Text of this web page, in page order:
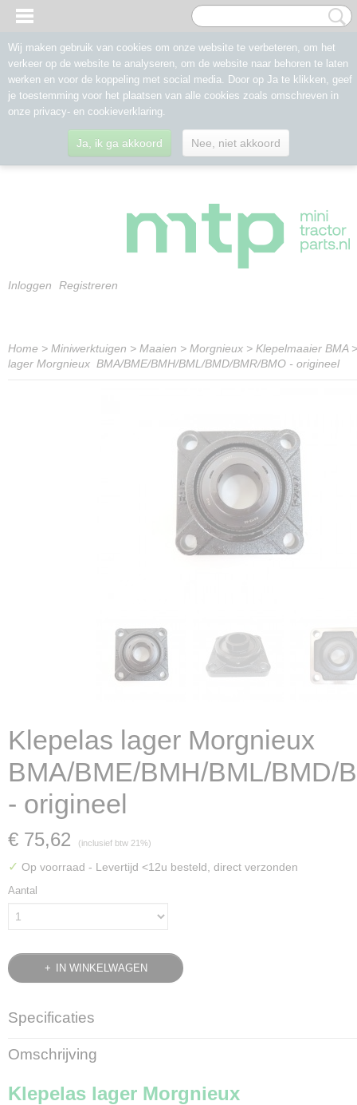
Inloggen Registreren
Home > Miniwerktuigen > Maaien > Morgnieux > Klepelmaaier BMA
lager Morgnieux BMA/BME/BMH/BML/BMD/BMR/BMO - origineel
Klepelas lager Morgnieux
BMA/BME/BMH/BML/BMD/
- origineel
€ 75,62 (inclusief btw 21%)
✓ Op voorraad - Levertijd <12u besteld, direct verzonden
Aantal
IN WINKELWAGEN
Specificaties
Bruto gewicht
1,24 Kg
Omschrijving
Klepelas lager Morgnieux
Wij maken gebruik van cookies om onze website te verbeteren, om het
verkeer op de website te analyseren, om de website naar behoren te laten
werken en voor de koppeling met social media. Door op Ja te klikken, geef
je toestemming voor het plaatsen van alle cookies zoals omschreven in
onze privacy- en cookieverklaring.
Ja, ik ga akkoord Nee, niet akkoord